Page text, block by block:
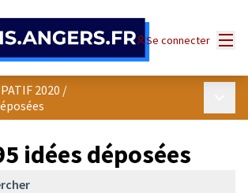
Se connecter
2020 /
idées déposées